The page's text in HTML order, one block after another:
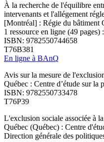
À la recherche de l'équilibre
intervenants et l'allégement
[Montréal] : Régie du bâtiment
1 ressource en ligne (49 pages) :
ISBN: 9782550744658
T76B381
En ligne à BAnQ
Avis sur la mesure de
Québec : Centre d’étude sur
ISBN: 9782550733478
T76P39
L'exclusion sociale associée à
Québec (Québec) : Centre
Direction générale des